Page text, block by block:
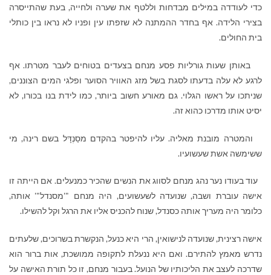
כדי לעודדה במילים מבדחות וללטף את שערה ולחייה, בעת שהתייסרה
בצירי הלידה. אף בחדר ההמתנה לא שזפתו עין ופניו לא נראו בין כותלי
בית החולים.
באותן שעות גורליות פסע מנחם בצעדים בטוחים לעבר מטרתו. אף
לרגע לא עלה בדעתו לסגת בשל מזג האוויר הסוער ופלגי המים הצוננים,
שניתכו על ראשו הגלוי. גם מאורע חשוב ביותר, כמו לידת בנו בכורו, לא
יסיט אותו מדרכו כהוא זה.
והמטרה מובנת מאליה. עליו להיפטר בהקדם מסַנְדָּל בשם רינה, מי
ששימשה אשת שעשועיו.
עוד בעודו נער נהג מנחם לסווג את הנשים שהכיר כמנעלים. אם הייתה זו
אישה עוברת ושבה, שנועדה לשעשועים, היה מנחם "'מסנדל"' אותה,
כלומר היה מעריך אותה כסנדל, שנוח להכניס אליו את הרגל וקל להשילו.
אישה רצינית, שנועדה לנישואין, הרי היא כנעל, הנקשרת בשרוכים, שלעתים
נדרש מאמץ להתירם. ואם היא ננעלת לתקופה ממושכת, אות ברור הוא
שדרכה לעצב את הליכותיו של הנועל. בעבור מנחם, זו כל תורת האישה על